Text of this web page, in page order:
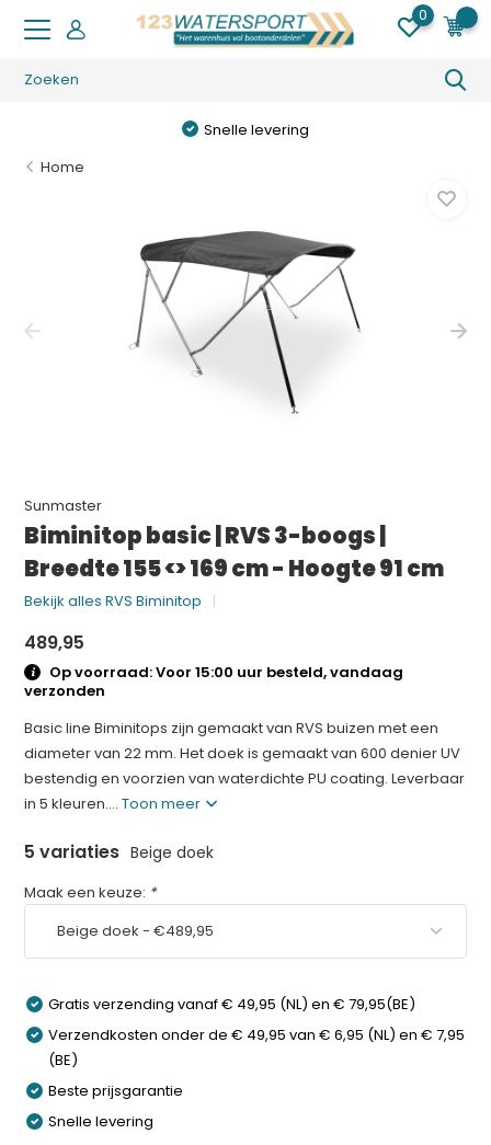
0
Snelle levering
Home
Sunmaster
Biminitop basic | RVS 3-boogs |
Breedte 155 <> 169 cm - Hoogte 91 cm
Bekijk alles RVS Biminitop
489,95
Op voorraad: Voor 15:00 uur besteld, vandaag
verzonden
Basic line Biminitops zijn gemaakt van RVS buizen met een
diameter van 22 mm. Het doek is gemaakt van 600 denier UV
bestendig en voorzien van waterdichte PU coating. Leverbaar
in 5 kleuren....Toon meer
5 variaties Beige doek
Maak een keuze: *
Gratis verzending vanaf € 49,95 (NL) en € 79,95(BE)
Verzendkosten onder de € 49,95 van € 6,95 (NL) en € 7,95
(BE)
Beste prijsgarantie
Snelle levering